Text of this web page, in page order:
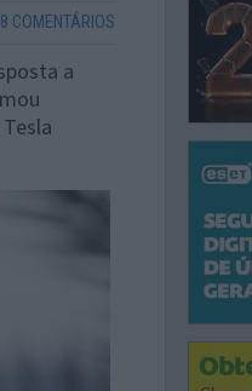
COMENTÁRIOS
a